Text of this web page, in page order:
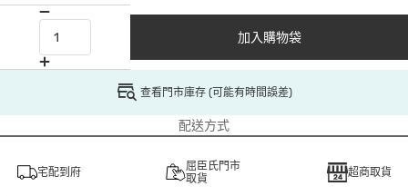
加入購物袋
查看門市庫存 (可能有時間誤差)
配送方式
宅配到府
屈臣氏門市
取貨
超商取貨